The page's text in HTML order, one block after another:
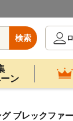
検索
ン
ブレックファ